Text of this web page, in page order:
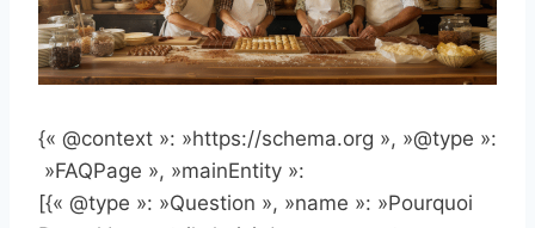
{« @context »: »https://schema.org », »@type »:
»FAQPage », »mainEntity »:
[{« @type »: »Question », »name »: »Pourquoi